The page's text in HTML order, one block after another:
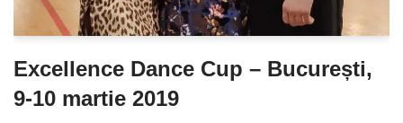
Excellence Dance Cup – București,
9-10 martie 2019